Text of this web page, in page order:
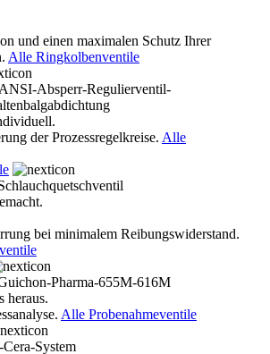
und einen maximalen Schutz Ihrer
Alle Ringkolbenventile
der Prozessregelkreise. Alle
bei minimalem Reibungswiderstand.
heraus.
Alle Probenahmeventile